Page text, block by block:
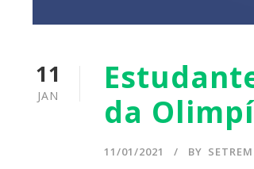
11
JAN
da
11/01/2021 BY SETREM